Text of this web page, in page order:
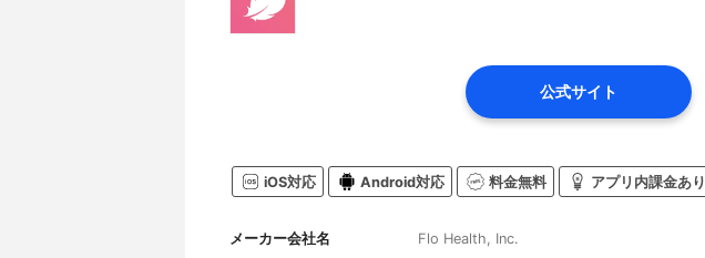
公式サイト
iOS対応 Android対応 料金無料 アプリ内課金あり
メーカー会社名
Flo Health, Inc.